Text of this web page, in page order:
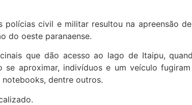
polícias civil e militar resultou na apreensão
do oeste paranaense.
que dão acesso ao lago de Itaipu,
se aproximar, indivíduos e um veículo
dentre outros.